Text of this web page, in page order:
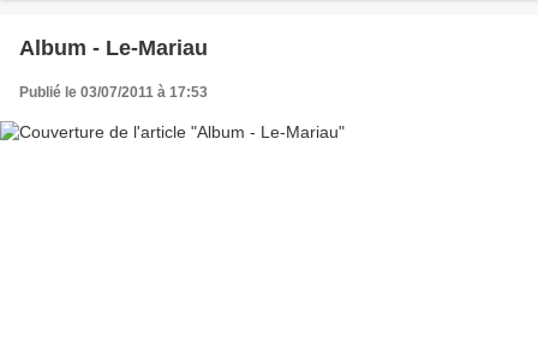
Album - Le-Mariau
Publié le 03/07/2011 à 17:53